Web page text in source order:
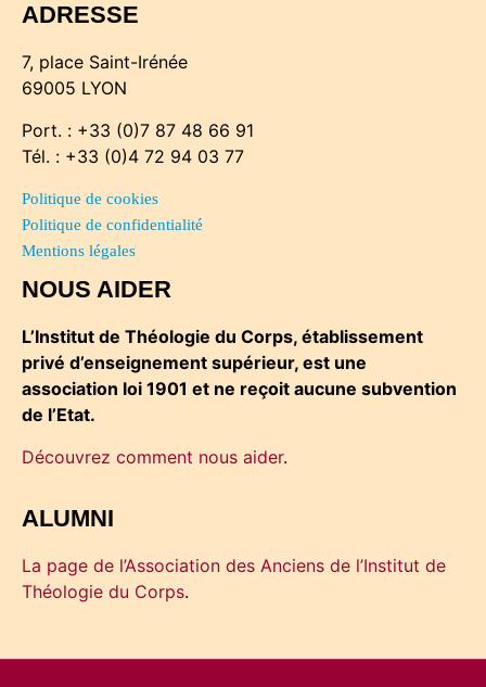
ADRESSE
7, place Saint-Irénée
69005 LYON
Port. : +33 (0)7 87 48 66 91
Tél. : +33 (0)4 72 94 03 77
Politique de cookies
Politique de confidentialité
Mentions légales
NOUS AIDER
L’Institut de Théologie du Corps, établissement
privé d’enseignement supérieur, est une
association loi 1901 et ne reçoit aucune subvention
de l’Etat.
Découvrez comment nous aider.
ALUMNI
La page de l’Association des Anciens de l’Institut de
Théologie du Corps.